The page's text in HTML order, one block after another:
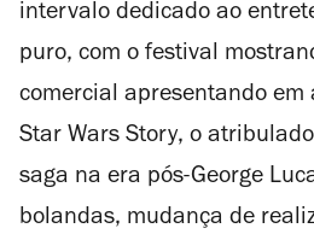
intervalo dedicado ao
puro, com o festival
comercial apresentando em
Star Wars Story, o
saga na era pós-George
bolandas, mudança de